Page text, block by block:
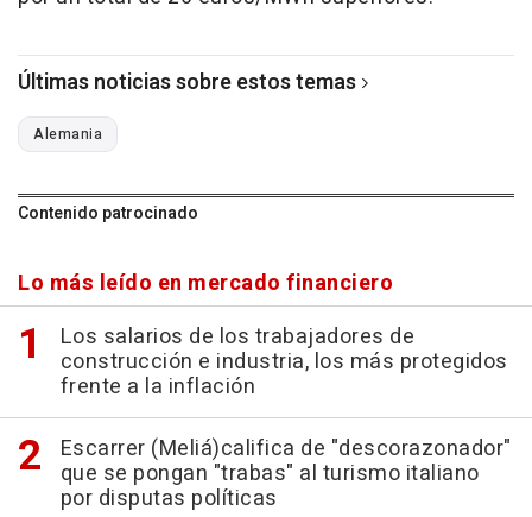
Últimas noticias sobre estos temas
Alemania
Contenido patrocinado
Lo más leído en mercado financiero
Los salarios de los trabajadores de
construcción e industria, los más protegidos
frente a la inflación
Escarrer (Meliá)califica de "descorazonador"
que se pongan "trabas" al turismo italiano
por disputas políticas